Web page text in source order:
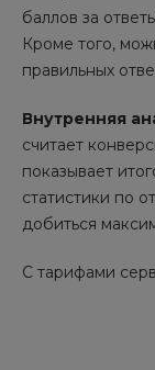
баллов за
Кроме того,
правильных
Внутренняя
считает
показывает
статистики по
добиться
С тарифами